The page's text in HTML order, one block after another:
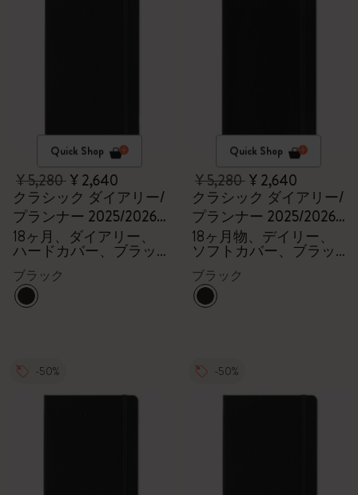
Quick Shop
¥ 5,280¥ 2,640
クラシック ダイアリー/
プランナー 2025/2026
ラージ
18ヶ月、ダイアリー、
ハードカバー、ブラッ
ク
ブラック
Quick Shop
¥ 5,280¥ 2,640
クラシック ダイアリー/
プランナー 2025/2026
ラージ
18ヶ月物、デイリー、
ソフトカバー、ブラッ
ク
ブラック
-50% -50%